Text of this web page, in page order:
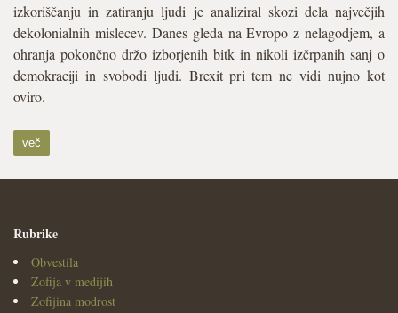
izkoriščanju in zatiranju ljudi je analiziral skozi dela največjih
dekolonialnih mislecev. Danes gleda na Evropo z nelagodjem, a
ohranja pokončno držo izborjenih bitk in nikoli izčrpanih sanj o
demokraciji in svobodi ljudi. Brexit pri tem ne vidi nujno kot
oviro.
več
Rubrike
Obvestila
Zofija v medijih
Zofijina modrost